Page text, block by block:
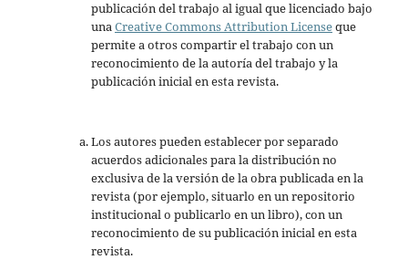
publicación del trabajo al igual que licenciado bajo
unaCreative Commons Attribution Licenseque
permite a otros compartir el trabajo con un
reconocimiento de la autoría del trabajo y la
publicación inicial en esta revista.
Los autores pueden establecer por separado
acuerdos adicionales para la distribución no
exclusiva de la versión de la obra publicada en la
revista (por ejemplo, situarlo en un repositorio
institucional o publicarlo en un libro), con un
reconocimiento de su publicación inicial en esta
revista.